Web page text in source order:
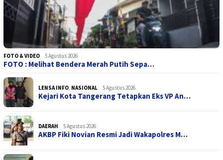
FOTO & VIDEO 5 Agustus 2026
FOTO : Melihat Bendera Merah Putih Sepa…
LENSA INFO, NASIONAL 5 Agustus 2026
Kejari Kota Tangerang Tetapkan Eks VP An…
DAERAH 5 Agustus 2026
AKBP Fiki Novian Resmi Jadi Wakapolres M…